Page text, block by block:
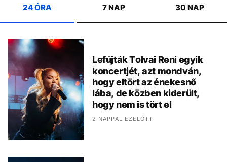
24 ÓRA 7 NAP 30 NAP
Lefújták Tolvai Reni egyik
koncertjét, azt mondván,
hogy eltört az énekesnő
lába, de közben kiderült,
hogy nem is tört el
2 NAPPAL EZELŐTT